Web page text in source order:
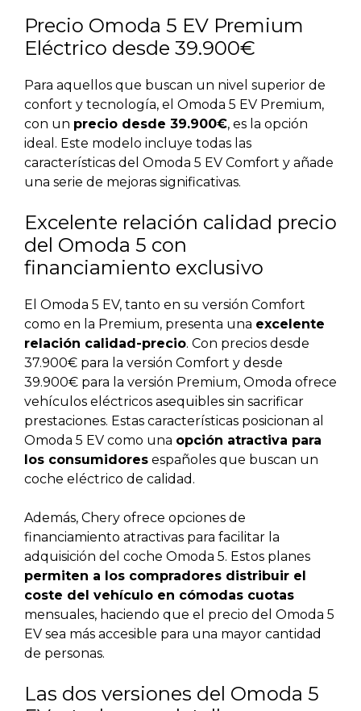
Precio Omoda 5 EV Premium
Eléctrico desde 39.900€
Para aquellos que buscan un nivel superior de
confort y tecnología, el Omoda 5 EV Premium,
con un precio desde 39.900€, es la opción
ideal. Este modelo incluye todas las
características del Omoda 5 EV Comfort y añade
una serie de mejoras significativas.
Excelente relación calidad precio
del Omoda 5 con
financiamiento exclusivo
El Omoda 5 EV, tanto en su versión Comfort
como en la Premium, presenta una excelente
relación calidad-precio. Con precios desde
37.900€ para la versión Comfort y desde
39.900€ para la versión Premium, Omoda ofrece
vehículos eléctricos asequibles sin sacrificar
prestaciones. Estas características posicionan al
Omoda 5 EV como una opción atractiva para
los consumidores españoles que buscan un
coche eléctrico de calidad.
Además, Chery ofrece opciones de
financiamiento atractivas para facilitar la
adquisición del coche Omoda 5. Estos planes
permiten a los compradores distribuir el
coste del vehículo en cómodas cuotas
mensuales, haciendo que el precio del Omoda 5
EV sea más accesible para una mayor cantidad
de personas.
Las dos versiones del Omoda 5